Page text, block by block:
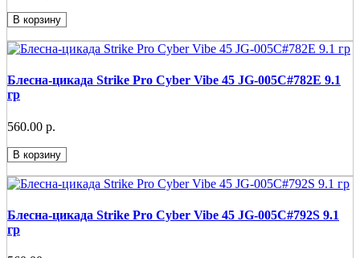
В корзину
Блесна-цикада Strike Pro Cyber Vibe 45 JG-005C#782E 9.1
гр
560.00 р.
В корзину
Блесна-цикада Strike Pro Cyber Vibe 45 JG-005C#792S 9.1
гр